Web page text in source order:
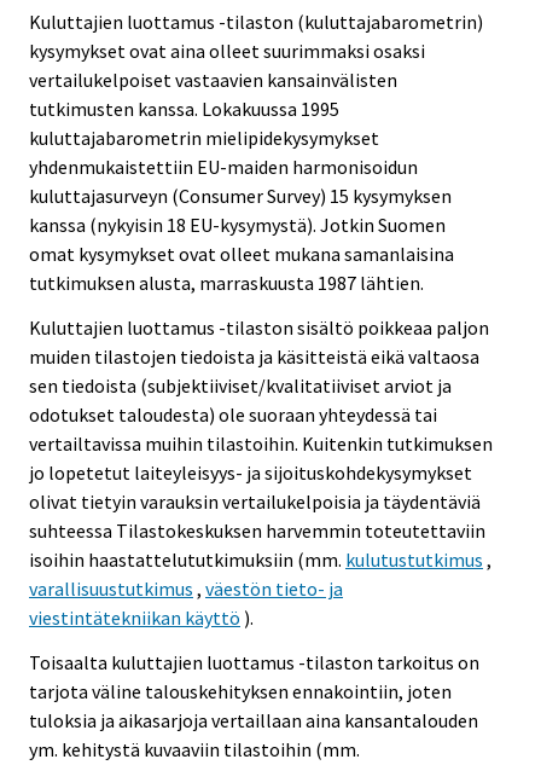
Kuluttajien luottamus -tilaston (kuluttajabarometrin)
kysymykset ovat aina olleet suurimmaksi osaksi
vertailukelpoiset vastaavien kansainvälisten
tutkimusten kanssa. Lokakuussa 1995
kuluttajabarometrin mielipidekysymykset
yhdenmukaistettiin EU-maiden harmonisoidun
kuluttajasurveyn (Consumer Survey) 15 kysymyksen
kanssa (nykyisin 18 EU-kysymystä). Jotkin Suomen
omat kysymykset ovat olleet mukana samanlaisina
tutkimuksen alusta, marraskuusta 1987 lähtien.
Kuluttajien luottamus -tilaston sisältö poikkeaa paljon
muiden tilastojen tiedoista ja käsitteistä eikä valtaosa
sen tiedoista (subjektiiviset/kvalitatiiviset arviot ja
odotukset taloudesta) ole suoraan yhteydessä tai
vertailtavissa muihin tilastoihin. Kuitenkin tutkimuksen
jo lopetetut laiteyleisyys- ja sijoituskohdekysymykset
olivat tietyin varauksin vertailukelpoisia ja täydentäviä
suhteessa Tilastokeskuksen harvemmin toteutettaviin
isoihin haastattelututkimuksiin (mm. kulutustutkimus ,
varallisuustutkimus , väestön tieto- ja
viestintätekniikan käyttö ).
Toisaalta kuluttajien luottamus -tilaston tarkoitus on
tarjota väline talouskehityksen ennakointiin, joten
tuloksia ja aikasarjoja vertaillaan aina kansantalouden
ym. kehitystä kuvaaviin tilastoihin (mm.